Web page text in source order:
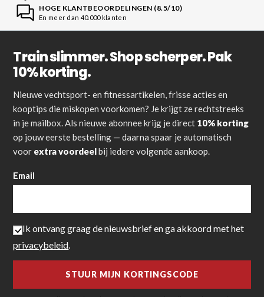
HOGE KLANTBEOORDELINGEN (8.5/10)
En meer dan 40.000 klanten
Train slimmer. Shop scherper. Pak
10% korting.
Nieuwe vechtsport- en fitnessartikelen, frisse acties en
kooptips die miskopen voorkomen? Je krijgt ze rechtstreeks
in je mailbox. Als nieuwe abonnee krijg je direct 10% korting
op jouw eerste bestelling — daarna spaar je automatisch
voor extra voordeelbij iedere volgende aankoop.
Email
Ik ontvang graag de nieuwsbrief en ga akkoord met het
privacybeleid